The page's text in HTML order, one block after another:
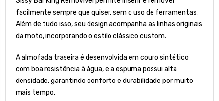
facilmente sempre que quiser, sem o uso de ferramentas.
Além de tudo isso, seu design acompanha as linhas originais
da moto, incorporando o estilo clássico custom.
A almofada traseira é desenvolvida em couro sintético
com boa resistência à água, e a espuma possui alta
densidade, garantindo conforto e durabilidade por muito
mais tempo.